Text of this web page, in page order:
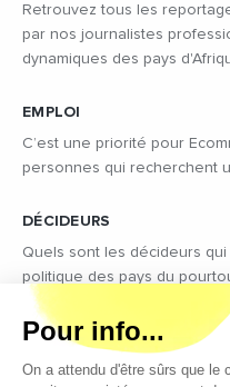
Retrouvez tous les
par nos journalistes
dynamiques des pays
EMPLOI
C’est une priorité pour
personnes qui recherchent
DÉCIDEURS
Quels sont les décideurs
politique des pays du